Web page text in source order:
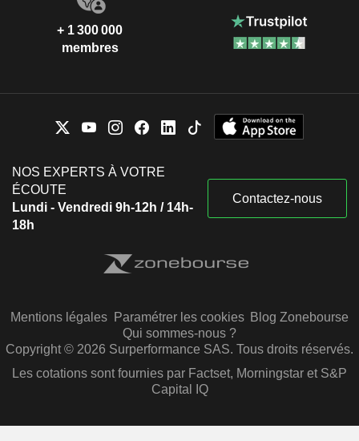
+ 1 300 000
membres
NOS EXPERTS À VOTRE
ÉCOUTE
Lundi - Vendredi 9h-12h / 14h-
18h
Contactez-nous
Mentions légales Paramétrer les cookies Blog Zonebourse
Qui sommes-nous ?
Copyright © 2026 Surperformance SAS. Tous droits réservés.
Les cotations sont fournies par Factset, Morningstar et S&P
Capital IQ